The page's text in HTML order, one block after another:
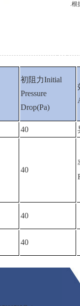
.根
初阻力Initial
Pressure
Drop(Pa)
40
40
40
40